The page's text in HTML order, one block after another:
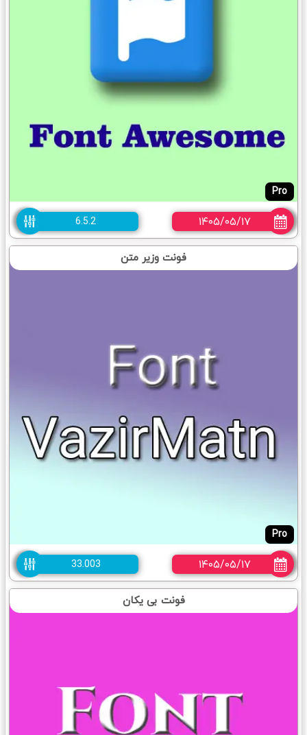
Pro
۱۴۰۵/۰۵/۱۷ 6.5.2
فونت وزیر متن
Pro
۱۴۰۵/۰۵/۱۷ 33.003
فونت بی یکان